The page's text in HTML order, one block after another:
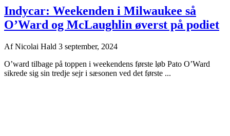
Indycar: Weekenden i Milwaukee så
O’Ward og McLaughlin øverst på podiet
AfNicolai Hald 3 september, 2024
O’ward tilbage på toppen i weekendens første løb Pato O’Ward
sikrede sig sin tredje sejr i sæsonen ved det første ...